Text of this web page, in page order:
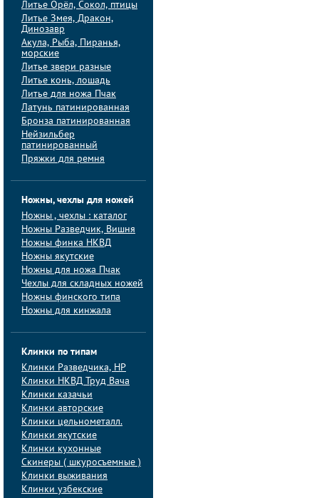
Литье Орёл, Сокол, птицы
Литье Змея, Дракон,
Динозавр
Акула, Рыба, Пиранья,
морские
Литье звери разные
Литье конь, лошадь
Литье для ножа Пчак
Латунь патинированная
Бронза патинированная
Нейзильбер
патинированный
Пряжки для ремня
Ножны, чехлы для ножей
Ножны , чехлы : каталог
Ножны Разведчик, Вишня
Ножны финка НКВД
Ножны якутские
Ножны для ножа Пчак
Чехлы для складных ножей
Ножны финского типа
Ножны для кинжала
Клинки по типам
Клинки Pазведчика, НP
Клинки НКВД Труд Вача
Клинки казачьи
Клинки авторские
Клинки цельнометалл.
Клинки якутские
Клинки кухонные
Скинеры ( шкуросъемные )
Клинки выживания
Клинки узбекские